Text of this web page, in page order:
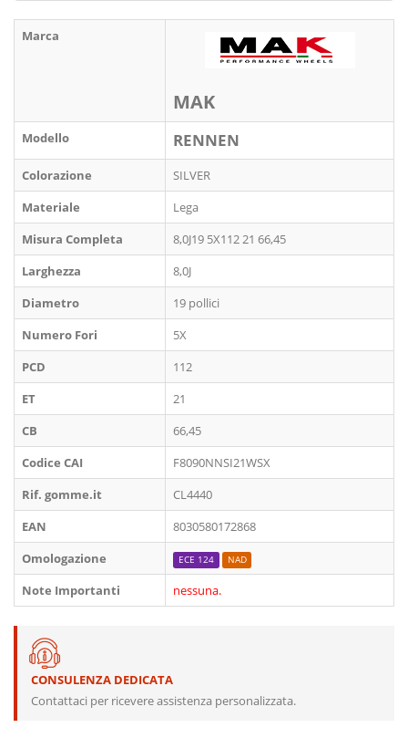
Marca
MAK
Modello RENNEN
Colorazione
SILVER
Materiale
Lega
Misura Completa
8,0J19 5X112 21 66,45
Larghezza
8,0J
Diametro
19 pollici
Numero Fori
5X
PCD
112
ET
21
CB
66,45
Codice CAI
F8090NNSI21WSX
Rif. gomme.it
CL4440
EAN
8030580172868
Omologazione
ECE 124 NAD
Note Importanti nessuna.
CONSULENZA DEDICATA
Contattaci per ricevere assistenza personalizzata.